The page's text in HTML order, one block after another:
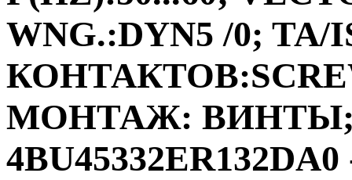
WNG.:DYN5 /0;
МОНТАЖ: ВИНТЫ;